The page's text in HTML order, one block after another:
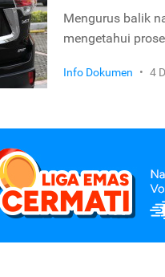
Mengurus balik
mengetahui
Info Dokumen • 4